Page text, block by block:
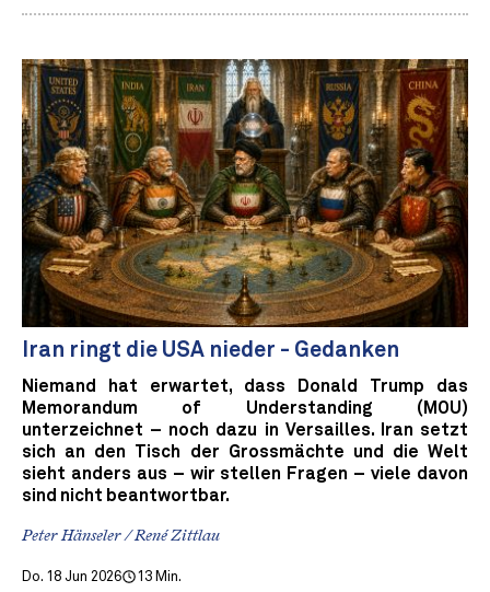
Iran ringt die USA nieder - Gedanken
Niemand hat erwartet, dass Donald Trump das
Memorandum of Understanding (MOU)
unterzeichnet – noch dazu in Versailles. Iran setzt
sich an den Tisch der Grossmächte und die Welt
sieht anders aus – wir stellen Fragen – viele davon
sind nicht beantwortbar.
Peter Hänseler / René Zittlau
Do. 18 Jun 2026 13 Min.